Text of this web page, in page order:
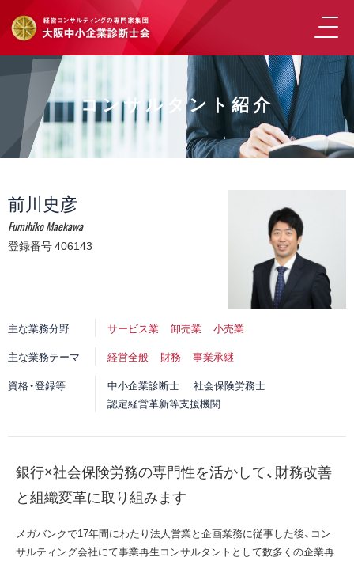
コンサルタント紹介
前川史彦
Fumihiko Maekawa
登録番号 406143
主な業務分野 サービス業 卸売業
小売業
主な業務テーマ
経営全般 財務
事業承継
資格・登録等
中小企業診断士
社会保険労務士
認定経営革新等支援機関
銀行×社会保険労務の専門性を活かして、財務改善
と組織変革に取り組みます
メガバンクで17年間にわたり法人営業と企画業務に従事した後、コン
サルティング会社にて事業再生コンサルタントとして数多くの企業再